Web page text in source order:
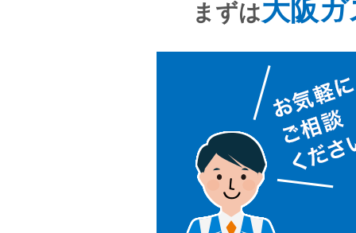
まずは大阪